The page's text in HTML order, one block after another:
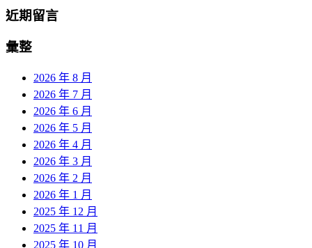
近期留言
彙整
2026 年 8 月
2026 年 7 月
2026 年 6 月
2026 年 5 月
2026 年 4 月
2026 年 3 月
2026 年 2 月
2026 年 1 月
2025 年 12 月
2025 年 11 月
2025 年 10 月